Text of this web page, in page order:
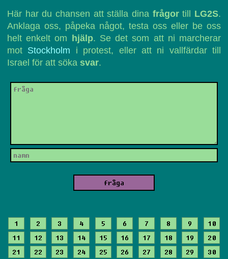
Här har du chansen att ställa dina frågortill LG2S.
Anklaga oss, påpeka något, testa oss eller be oss
helt enkelt om
hjälp. Se det som att ni marcherar
mot Stockholm i protest, eller att ni vallfärdar till
Israel för att söka svar.
1 2 3 4 5 6 7 8 9
10
11
12 13 14 15 16 17 18 19
20
21
22 23 24 25 26 27 28 29
30